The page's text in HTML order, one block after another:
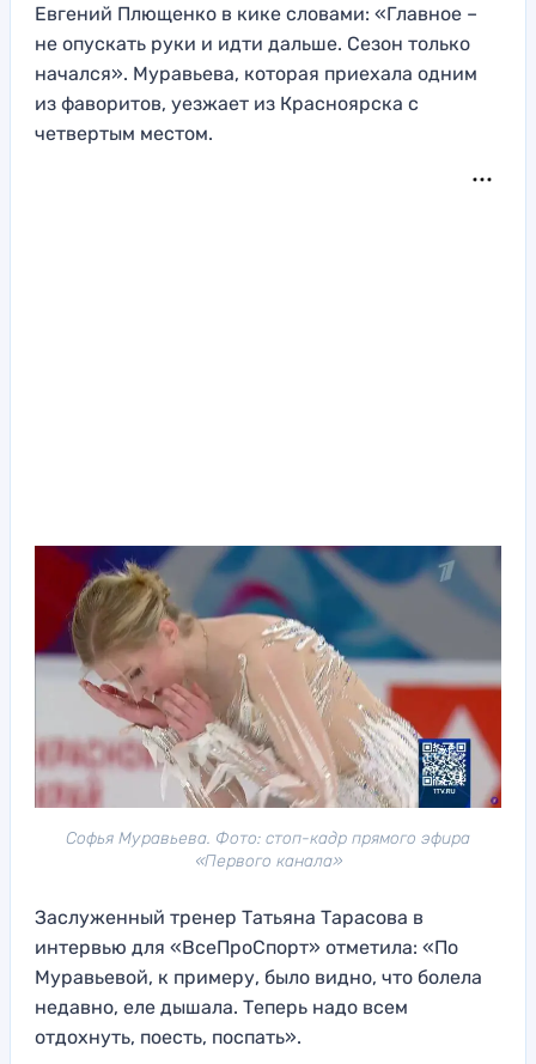
Евгений Плющенко в кике словами: «Главное –
не опускать руки и идти дальше. Сезон только
начался». Муравьева, которая приехала одним
из фаворитов, уезжает из Красноярска с
четвертым местом.
Софья Муравьева. Фото: стоп-кадр прямого эфира
«Первого канала»
Заслуженный тренер Татьяна Тарасова в
интервью для «ВсеПроСпорт» отметила: «По
Муравьевой, к примеру, было видно, что болела
недавно, еле дышала. Теперь надо всем
отдохнуть, поесть, поспать».